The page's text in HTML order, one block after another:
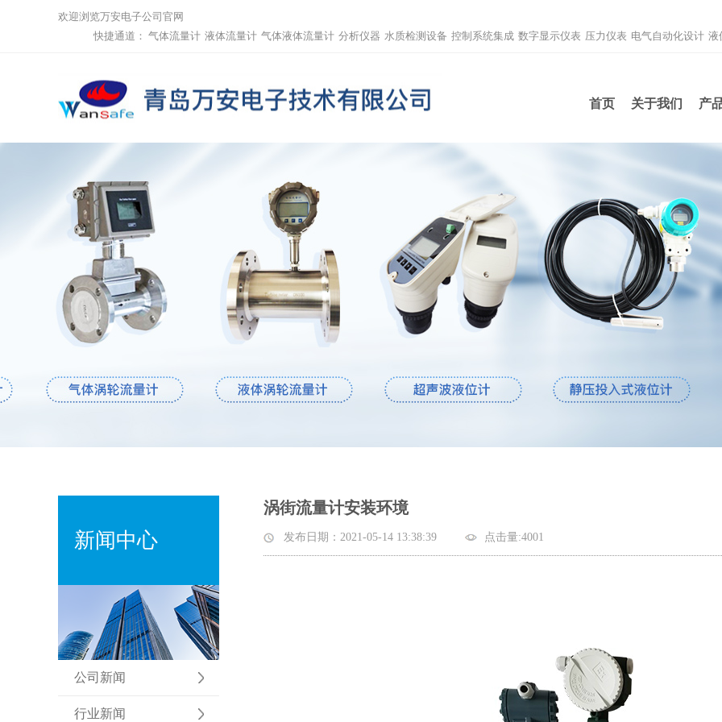
欢迎浏览万安电子公司官网
快捷通道： 气体流量计 液体流量计 气体液体流量计 分析仪器 水质检测设备 控制系统集成 数字显示仪表 压力仪表 电气自动化设计 液
首页 关于我们 产
涡街流量计安装环境
发布日期：2021-05-14 13:38:39 点击量:4001
新闻中心
公司新闻
行业新闻